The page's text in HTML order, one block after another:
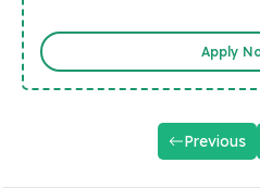
Apply
Previous